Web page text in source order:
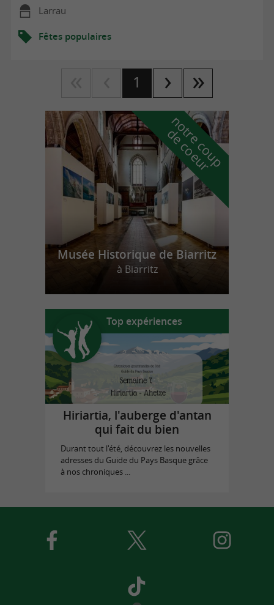
Larrau
Fêtes populaires
1
n
o
t
r
e
c
o
u
p
d
e
c
o
e
u
r
Musée Historique de Biarritz
à Biarritz
Top expériences
Hiriartia, l'auberge d'antan
qui fait du bien
Durant tout l'été, découvrez les nouvelles
adresses du Guide du Pays Basque grâce
à nos chroniques ...